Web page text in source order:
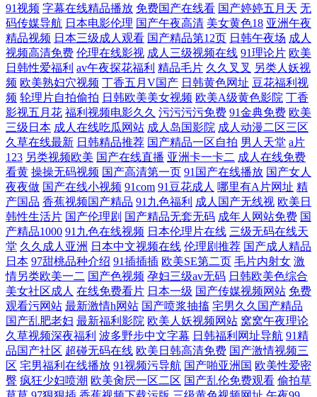
夜激情中文字幕 欧美人妖操人妖 国产精品成人h视频 在线观看国产精品va
免费看草逼 中文av在线蜜桃 夜色500老司机导航 麻豆一区二区 高清影视
大全在线观看 首页中文字幕 免费在线观看日本
91视频 字幕在线精品播放 免费国产在线看 国产婷婷五月天 无
码传媒导航 日本电影伦理 国产午夜高清 美女黄色18 亚洲午夜
精品视频 日本三级成人观看 国产精品第12页 日韩午夜场 成人
视频高清免费 伦理在线影视 成人三级视频在线 91理论片 欧美
日韩性爱福利 av午夜探花福利 精品毛片 久久叉叉 另类人妖视
频 欧美熟妇穴视频 丁香五月V国产 日韩黄色网址 豆花福利视
频 轮理片自拍偷拍 日韩欧美美女视频 欧美A级黄色影院 丁香
影视五月花 福利视频电影久久 污污污污免费 91金典免费 欧美
三级日本 成人在线吃瓜网站 成人岛国影院 成人动漫二区三区
久草在线最新 日韩精品推荐 国产精品一区自拍 男人天堂 a片
123 另类视频欧美 国产在线直播 亚洲卡一卡二 成人在线免费
看黄 操操无码视频 国产高清第一页 91国产在线播放 国产女人
夜夜做 国产在线小视频 91com 91豆花成人 哪里有A片网址 精
产国品 香蕉视频国产精品 91九色福利 成人国产无线视 欧美日
韩性生活片 国产伦理剧 国产精品无套无码 成年人网站免费 国
产精品1000 91九色在线视频 日本伦理片在线 三级无码在线天
堂 久久成人亚洲 日本中文视频在线 伦理剧推荐 国产成人精品
日本 97甜桃品种介绍 91插插插 欧美SE第二页 毛片内射女 激
情另类欧美一二 国产色视频 孕妇三级av无码 日韩欧美色综合
美女社区成人 在线免费看片 日本一级 国产传媒视频网站 免费
观看污网站 最新激情h网站 国产喷浆抽搐 宅男久久国产精品
国产乱肥老妇 最新福利影院 欧美人妖视频网站 窝窝午夜理论
久草视频深夜福利 波多野步中文字幕 日韩福利网址导航 91精
品国产社区 超碰无码在线 欧美日韩高清免费 国产激情视频三
区 宅男福利在线播放 91视频污导航 国产啪亚洲国 欧美性爱密
臀 疯狂少妇喷潮 欧美肏屄一区二区 国产乱伦免费观看 偷拍草